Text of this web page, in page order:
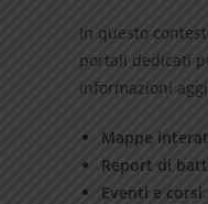
In questo
portali dedicati
informazioni
Mappe
Report di
Eventi e corsi